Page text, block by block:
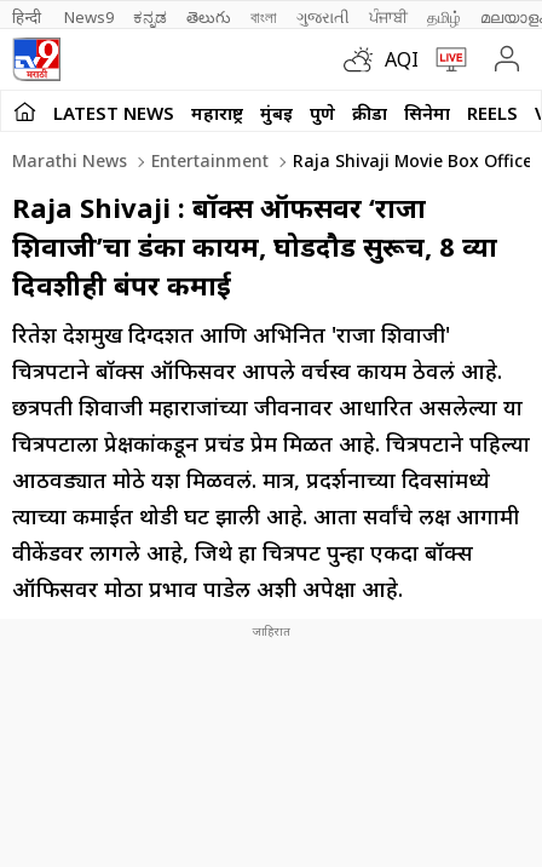
हिन्दी News9 ಕನ್ನಡ తెలుగు বাংলা ગુજરાતી ਪੰਜਾਬੀ தமிழ்
AQI
LATEST NEWS महाराष्ट्र मुंबई पुणे क्रीडा सिनेमा REELS
Marathi News Entertainment Raja Shivaji Movie Box Office
Raja Shivaji : बॉक्स ऑफीसवर ‘राजा
शिवाजी’चा डंका कायम, घोडदौड सुरूच, 8 व्या
दिवशीही बंपर कमाई
रितेश देशमुख दिग्दर्शित आणि अभिनित 'राजा शिवाजी'
चित्रपटाने बॉक्स ऑफिसवर आपले वर्चस्व कायम ठेवलं आहे.
छत्रपती शिवाजी महाराजांच्या जीवनावर आधारित असलेल्या या
चित्रपटाला प्रेक्षकांकडून प्रचंड प्रेम मिळत आहे. चित्रपटाने पहिल्या
आठवड्यात मोठे यश मिळवलं. मात्र, प्रदर्शनाच्या दिवसांमध्ये
त्याच्या कमाईत थोडी घट झाली आहे. आता सर्वांचे लक्ष आगामी
वीकेंडवर लागले आहे, जिथे हा चित्रपट पुन्हा एकदा बॉक्स
ऑफिसवर मोठा प्रभाव पाडेल अशी अपेक्षा आहे.